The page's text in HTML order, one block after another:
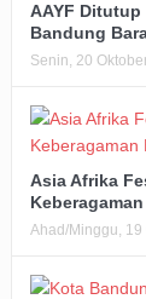
AAYF
Bandung
Senin, 20
Asia Afrika
Ahad/Minggu, 19